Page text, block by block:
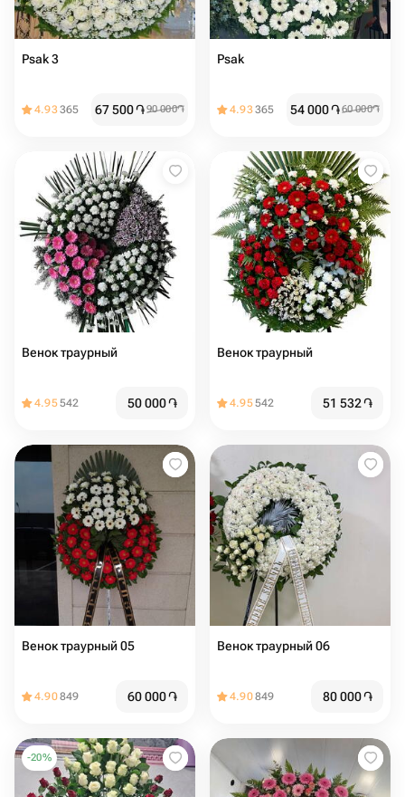
Psak 3
4.93365 67 500֏90 000֏
Psak
4.93365 54 000֏60 000֏
Венок траурный
4.95542 50 000֏
Венок траурный
4.95542 51 532֏
Венок траурный 05
4.90849 60 000֏
Венок траурный 06
4.90849 80 000֏
-20%